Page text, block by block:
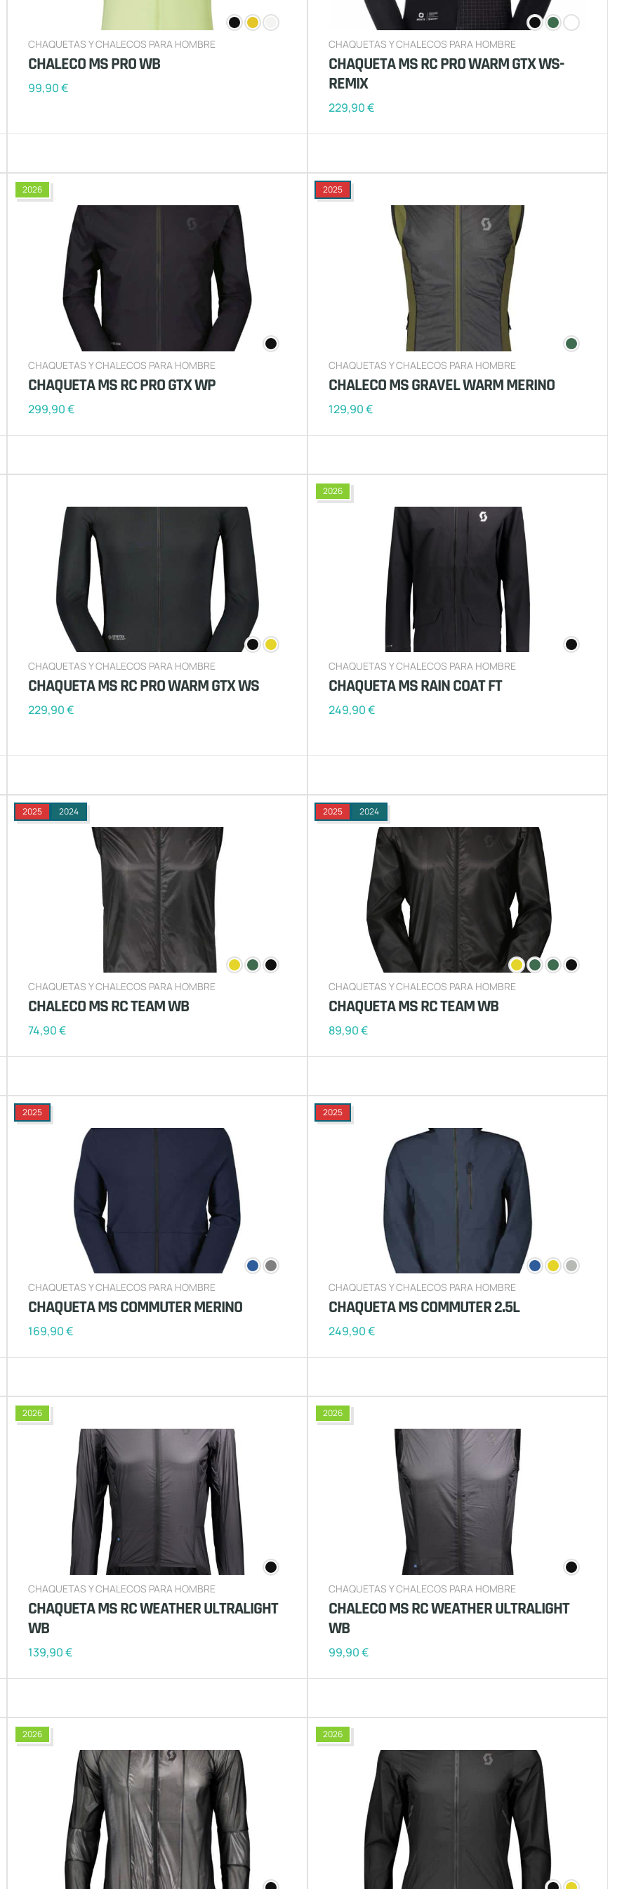
CHAQUETAS Y CHALECOS PARA HOMBRE
CHALECO MS PRO WB
99,90€
CHAQUETAS Y CHALECOS PARA HOMBRE
CHAQUETA MS RC PRO WARM GTX WS-
REMIX
229,90€
2026
CHAQUETAS Y CHALECOS PARA HOMBRE
CHAQUETA MS RC PRO GTX WP
299,90€
2025
CHAQUETAS Y CHALECOS PARA HOMBRE
CHALECO MS GRAVEL WARM MERINO
129,90€
CHAQUETAS Y CHALECOS PARA HOMBRE
CHAQUETA MS RC PRO WARM GTX WS
229,90€
2026
CHAQUETAS Y CHALECOS PARA HOMBRE
CHAQUETA MS RAIN COAT FT
249,90€
2025 2024
CHAQUETAS Y CHALECOS PARA HOMBRE
CHALECO MS RC TEAM WB
74,90€
2025 2024
CHAQUETAS Y CHALECOS PARA HOMBRE
CHAQUETA MS RC TEAM WB
89,90€
2025
CHAQUETAS Y CHALECOS PARA HOMBRE
CHAQUETA MS COMMUTER MERINO
169,90€
2025
CHAQUETAS Y CHALECOS PARA HOMBRE
CHAQUETA MS COMMUTER 2.5L
249,90€
2026
CHAQUETAS Y CHALECOS PARA HOMBRE
CHAQUETA MS RC WEATHER ULTRALIGHT
WB
139,90€
2026
CHAQUETAS Y CHALECOS PARA HOMBRE
CHALECO MS RC WEATHER ULTRALIGHT
WB
99,90€
2026 2026